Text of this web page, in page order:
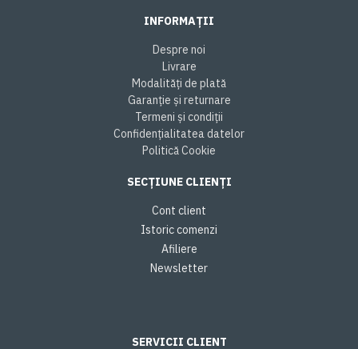
INFORMAȚII
Despre noi
Livrare
Modalități de plată
Garanție și returnare
Termeni și condiții
Confidențialitatea datelor
Politică Cookie
SECȚIUNE CLIENȚI
Cont client
Istoric comenzi
Afiliere
Newsletter
SERVICII CLIENT